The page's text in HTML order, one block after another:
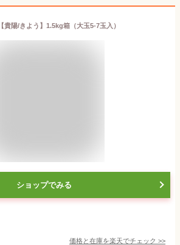
【貴陽/きよう】1.5kg箱（大玉5-7玉入）
ショップでみる
価格と在庫を楽天でチェック >>